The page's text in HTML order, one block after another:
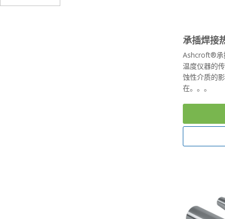
承插焊接
Ashcroft®承
温度仪器的
蚀性介质的
在。。。